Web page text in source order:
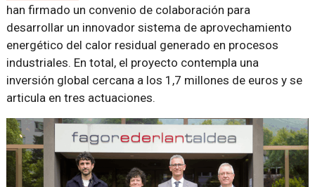
han firmado un convenio de colaboración para
desarrollar un innovador sistema de aprovechamiento
energético del calor residual generado en procesos
industriales. En total, el proyecto contempla una
inversión global cercana a los 1,7 millones de euros y se
articula en tres actuaciones.